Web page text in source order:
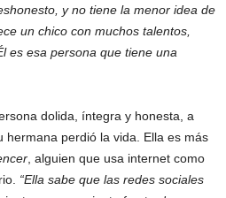
y no tiene la menor idea de
un chico con muchos talentos,
es esa persona que tiene una
dolida, íntegra y honesta, a
hermana perdió la vida. Ella es más
, alguien que usa internet como
“Ella sabe que las redes sociales